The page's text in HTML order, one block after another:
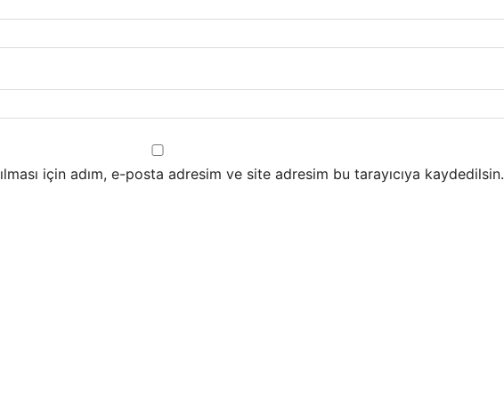
için adım, e-posta adresim ve site adresim bu tarayıcıya kaydedilsin.